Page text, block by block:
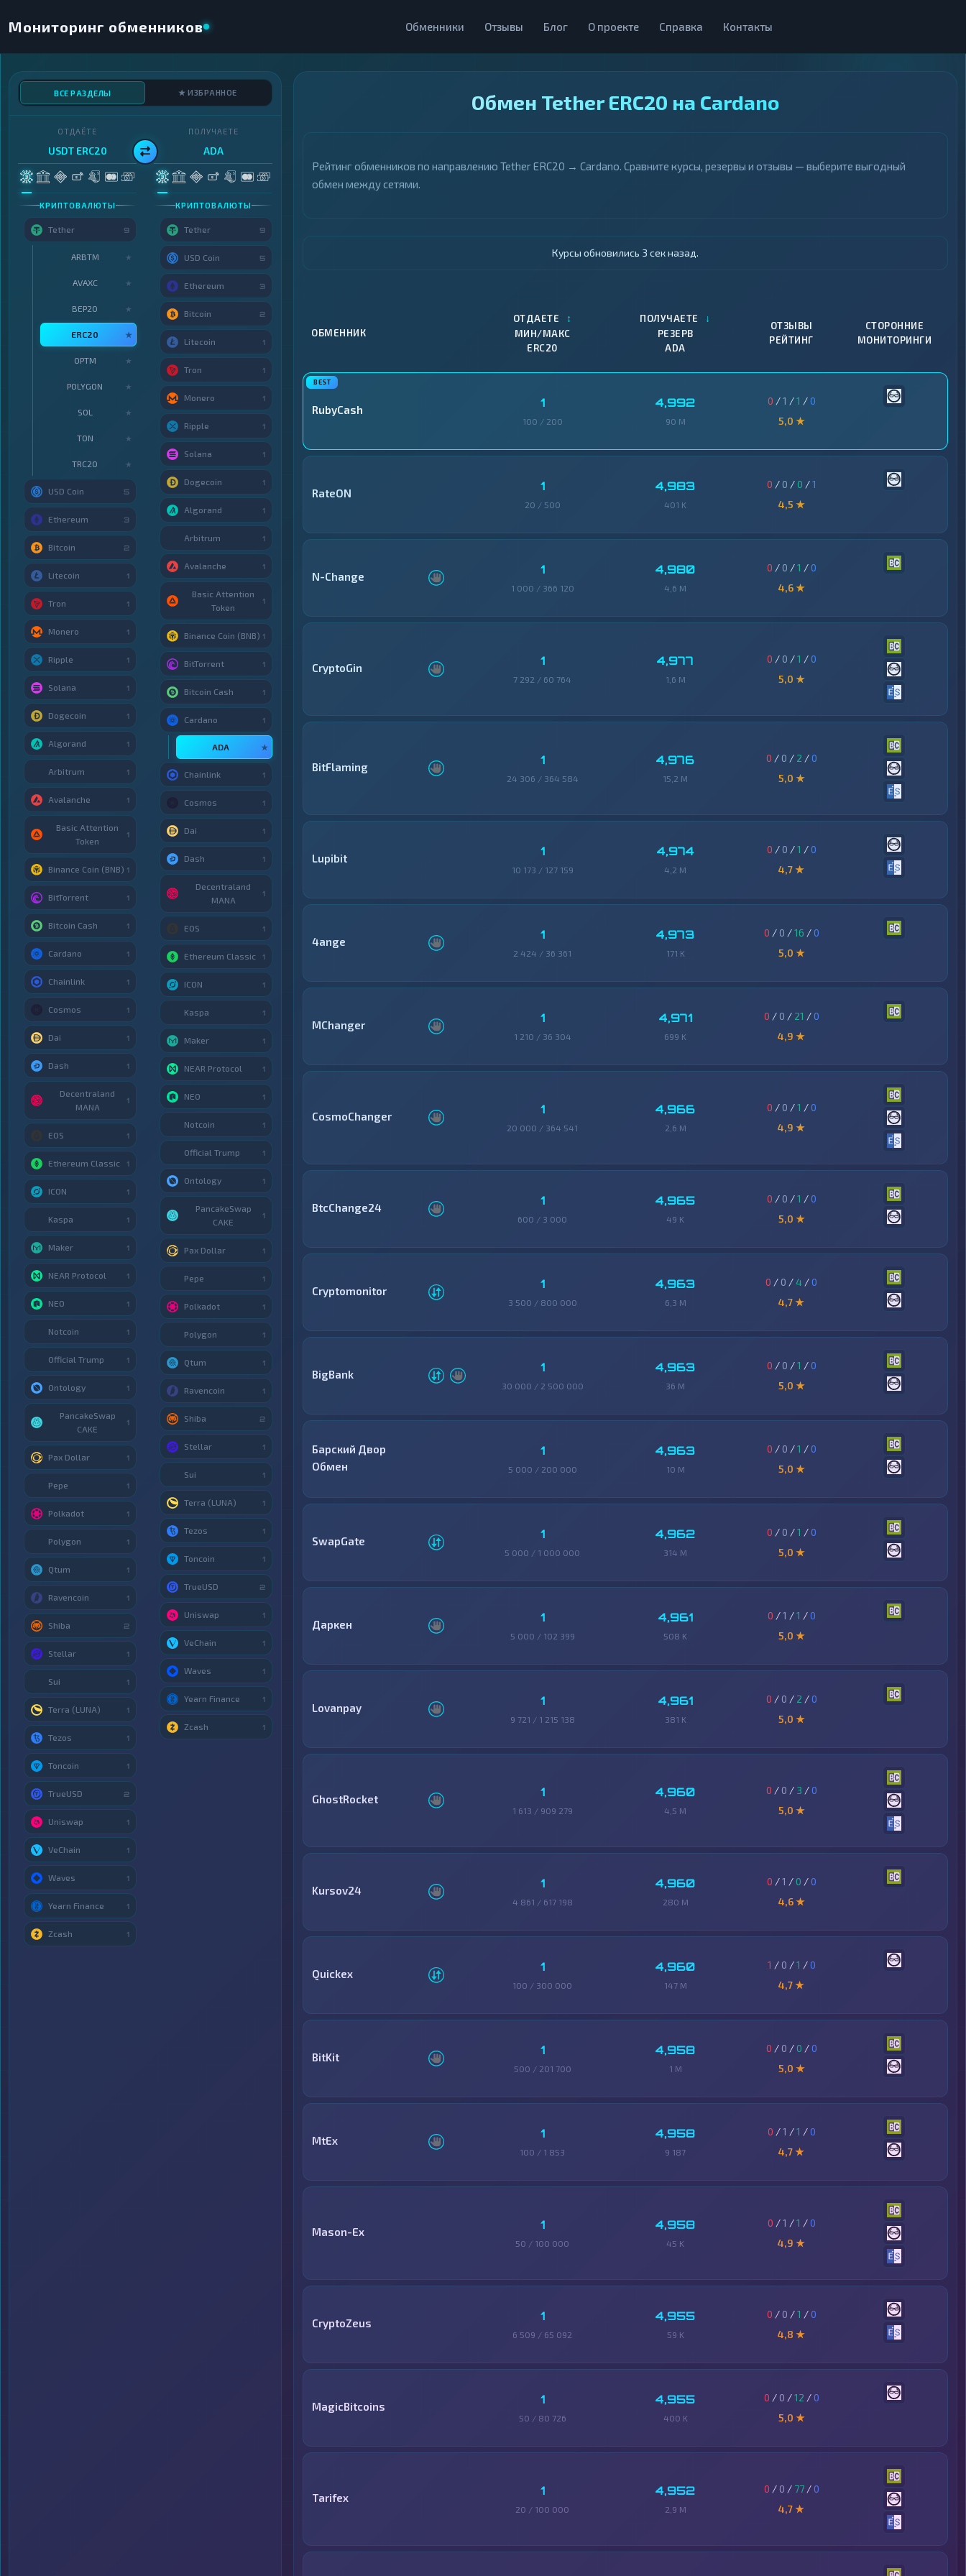
Мониторинг обменников Обменники Отзывы Блог О проекте Справка Контакты
Обмен Tether ERC20 на Cardano
Рейтинг обменников по направлению Tether ERC20 → Cardano. Сравните курсы, резервы и отзывы — выберите выгодный
обмен между сетями.
Курсы обновились 4 сек назад.
ОБМЕННИК
ОТДАЕТЕ ↕
МИН/МАКС
ERC20
ПОЛУЧАЕТЕ ↓
РЕЗЕРВ
ADA
ОТЗЫВЫ
РЕЙТИНГ
СТОРОННИЕ
МОНИТОРИНГИ
RubyCash 1
100 / 200
4,992
90 M
0 /1 /1 /0
5,0 ★
RateON 1
20 / 500
4,983
401 K
0 / 0 / 0 /1
4,5 ★
N-Change 1
1 000 / 366 120
4,980
4,6 M
0 / 0 /1 /0
4,6 ★
CryptoGin 1
7 292 / 60 764
4,977
1,6 M
0 / 0 /1 /0
5,0 ★
BitFlaming 1
24 306 / 364 584
4,976
15,2 M
0 / 0 / 2 /0
5,0 ★
Lupibit 1
10 173 / 127 159
4,974
4,2 M
0 / 0 /1 /0
4,7 ★
4ange 1
2 424 / 36 361
4,973
171 K
0 / 0 /16 /0
5,0 ★
MChanger 1
1 210 / 36 304
4,971
699 K
0 / 0 / 21 /0
4,9 ★
CosmoChanger 1
20 000 / 364 541
4,966
2,6 M
0 / 0 /1 /0
4,9 ★
BtcChange24 1
600 / 3 000
4,965
49 K
0 / 0 /1 /0
5,0 ★
Cryptomonitor 1
3 500 / 800 000
4,963
6,3 M
0 / 0 / 4 /0
4,7 ★
BigBank 1
30 000 / 2 500 000
4,963
36 M
0 / 0 /1 /0
5,0 ★
Барский Двор
Обмен
1
5 000 / 200 000
4,963
10 M
0 / 0 /1 /0
5,0 ★
SwapGate 1
5 000 / 1 000 000
4,962
314 M
0 / 0 /1 /0
5,0 ★
Даркен 1
5 000 / 102 399
4,961
508 K
0 /1 /1 /0
5,0 ★
Lovanpay 1
9 721 / 1 215 138
4,961
381 K
0 / 0 / 2 /0
5,0 ★
GhostRocket 1
1 613 / 909 279
4,960
4,5 M
0 / 0 / 3 /0
5,0 ★
Kursov24 1
4 861 / 617 198
4,960
280 M
0 /1 / 0 /0
4,6 ★
Quickex 1
100 / 300 000
4,960
147 M
1 / 0 /1 /0
4,7 ★
BitKit 1
500 / 201 700
4,958
1 M
0 / 0 / 0 /0
5,0 ★
MtEx 1
100 / 1 853
4,958
9 187
0 /1 /1 /0
4,7 ★
Mason-Ex 1
50 / 100 000
4,958
45 K
0 /1 /1 /0
4,9 ★
CryptoZeus 1
6 509 / 65 092
4,955
59 K
0 / 0 /1 /0
4,8 ★
MagicBitcoins 1
50 / 80 726
4,955
400 K
0 / 0 /12 /0
5,0 ★
Tarifex 1
20 / 100 000
4,952
2,9 M
0 / 0 / 77/0
4,7 ★
ВСЕ РАЗДЕЛЫ ★ ИЗБРАННОЕ
ОТДАЁТЕ
USDT ERC20
КРИПТОВАЛЮТЫ
Tether 9
ARBTM ★
AVAXC ★
BEP20 ★
ERC20 ★
OPTM ★
POLYGON ★
SOL ★
TON ★
TRC20 ★
USD Coin 5
Ethereum 3
Bitcoin 2
Litecoin 1
Tron 1
Monero 1
Ripple 1
Solana 1
Dogecoin 1
Algorand 1
Arbitrum 1
Avalanche 1
Basic Attention
Token
1
Binance Coin (BNB) 1
BitTorrent 1
Bitcoin Cash 1
Cardano 1
Chainlink 1
Cosmos 1
Dai 1
Dash 1
Decentraland
MANA
1
EOS 1
Ethereum Classic 1
ICON 1
Kaspa 1
Maker 1
NEAR Protocol 1
NEO 1
Notcoin 1
Official Trump 1
Ontology 1
PancakeSwap
CAKE
1
Pax Dollar 1
Pepe 1
Polkadot 1
Polygon 1
Qtum 1
Ravencoin 1
Shiba 2
Stellar 1
Sui 1
Terra (LUNA) 1
Tezos 1
Toncoin 1
TrueUSD 2
Uniswap 1
VeChain 1
Waves 1
Yearn Finance 1
Zcash 1
ПОЛУЧАЕТЕ
ADA
КРИПТОВАЛЮТЫ
Tether 9
USD Coin 5
Ethereum 3
Bitcoin 2
Litecoin 1
Tron 1
Monero 1
Ripple 1
Solana 1
Dogecoin 1
Algorand 1
Arbitrum 1
Avalanche 1
Basic Attention
Token
1
Binance Coin (BNB) 1
BitTorrent 1
Bitcoin Cash 1
Cardano 1
ADA ★
Chainlink 1
Cosmos 1
Dai 1
Dash 1
Decentraland
MANA
1
EOS 1
Ethereum Classic 1
ICON 1
Kaspa 1
Maker 1
NEAR Protocol 1
NEO 1
Notcoin 1
Official Trump 1
Ontology 1
PancakeSwap
CAKE
1
Pax Dollar 1
Pepe 1
Polkadot 1
Polygon 1
Qtum 1
Ravencoin 1
Shiba 2
Stellar 1
Sui 1
Terra (LUNA) 1
Tezos 1
Toncoin 1
TrueUSD 2
Uniswap 1
VeChain 1
Waves 1
Yearn Finance 1
Zcash 1